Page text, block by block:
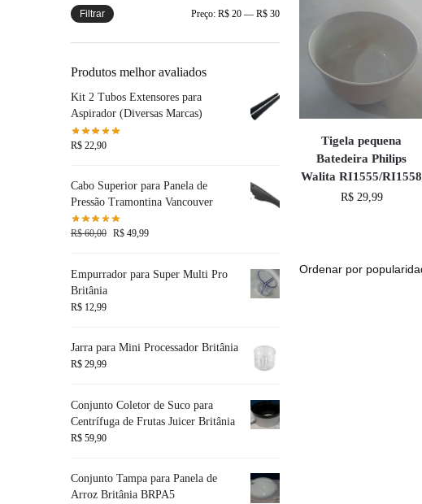
Tigela pequena
Batedeira Philips
Walita RI1555/RI1558
R$29,99
Filtrar Preço:R$ 20 —R$ 30
Produtos melhor avaliados
Kit 2 Tubos Extensores para
Aspirador (Diversas Marcas)
R$ 22,90
Cabo Superior para Panela de
Pressão Tramontina Vancouver
R$60,00 R$ 49,99
Empurrador para Super Multi Pro
Britânia
R$ 12,99
Jarra para Mini Processador Britânia
R$ 29,99
Conjunto Coletor de Suco para
Centrífuga de Frutas Juicer Britânia
R$ 59,90
Conjunto Tampa para Panela de
Arroz Britânia BRPA5